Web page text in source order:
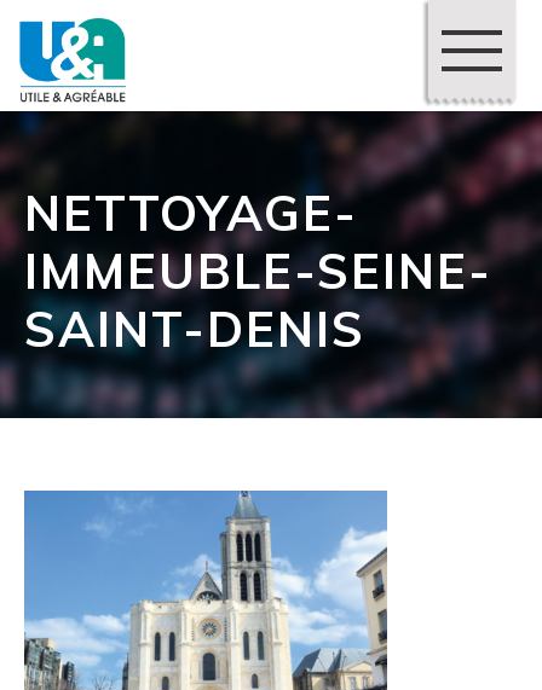
NETTOYAGE-
IMMEUBLE-SEINE-
SAINT-DENIS